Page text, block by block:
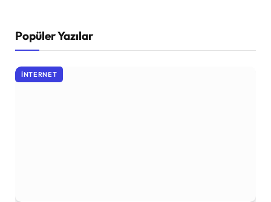
Popüler Yazılar
İNTERNET